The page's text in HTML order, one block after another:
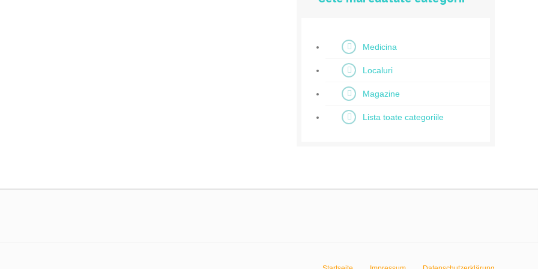
Medicina
Localuri
Magazine
Lista toate categoriile